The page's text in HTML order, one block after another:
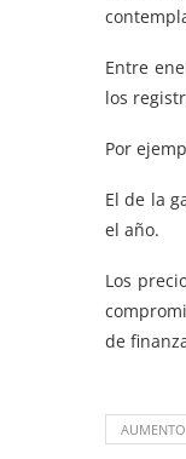
Entre
los
Por
El de la
el año.
Los
de